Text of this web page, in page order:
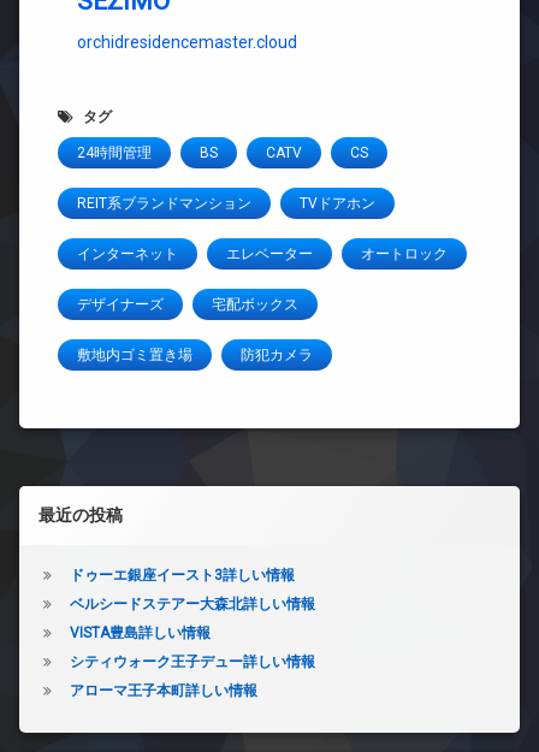
orchidresidencemaster.cloud
タグ
24時間管理 BS CATV CS
REIT系ブランドマンション TVドアホン
インターネット エレベーター オートロック
デザイナーズ 宅配ボックス
敷地内ゴミ置き場 防犯カメラ
左サイドバー
最近の投稿
ドゥーエ銀座イースト3詳しい情報
ベルシードステアー大森北詳しい情報
VISTA豊島詳しい情報
シティウォーク王子デュー詳しい情報
アローマ王子本町詳しい情報